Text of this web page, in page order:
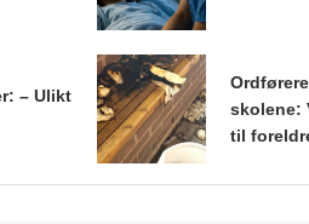
– Ulikt
skolene:
til